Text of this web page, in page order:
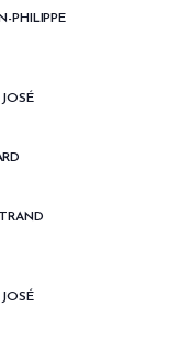
PHILIPPE